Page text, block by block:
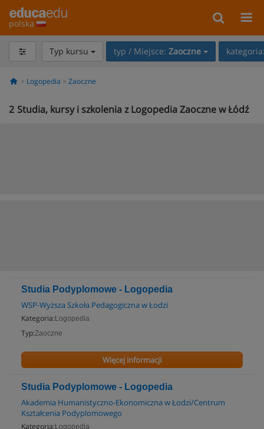
polska
Typ kursu typ / Miejsce: Zaoczne
Logopedia Zaoczne
2 Studia, kursy i szkolenia z Logopedia Zaoczne w Łódź
Studia Podyplomowe - Logopedia
WSP-Wyższa Szkoła Pedagogiczna w Łodzi
Kategoria: Logopedia
Typ:Zaoczne
Więcej informacji
Studia Podyplomowe - Logopedia
Akademia Humanistyczno-Ekonomiczna w Łodzi/Centrum
Kształcenia Podyplomowego
Kategoria: Logopedia